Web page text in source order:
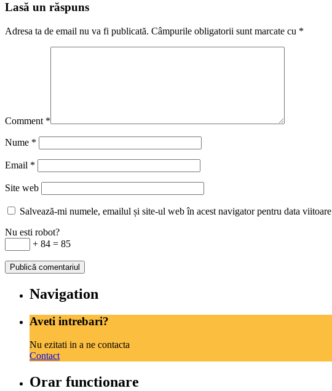
Lasă un răspuns
Adresa ta de email nu va fi publicată. Câmpurile obligatorii sunt marcate cu *
Comment *
Nume *
Email *
Site web
Salvează-mi numele, emailul și site-ul web în acest navigator pentru data
Nu esti robot?
+ 84 = 85
Navigation
Aveti intrebari?
Nu ezitati in a ne contacta
Contact
Orar functionare